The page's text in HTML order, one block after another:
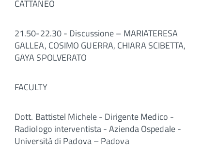
CATTANEO
21.50-22.30 - Discussione – MARIATERESA
GALLEA, COSIMO GUERRA, CHIARA SCIBETTA,
GAYA SPOLVERATO
FACULTY
Dott. Battistel Michele - Dirigente Medico -
Radiologo interventista - Azienda Ospedale -
Università di Padova – Padova